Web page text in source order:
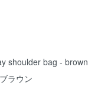
shoulder bag - brown
ラウン